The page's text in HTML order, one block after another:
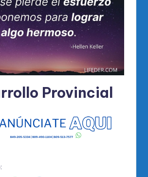
Provincial